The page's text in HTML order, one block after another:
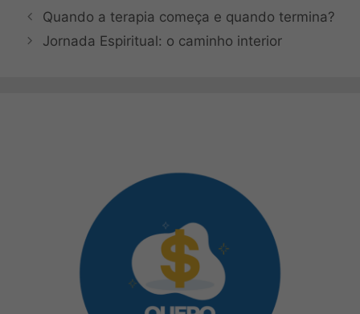
Quando a terapia começa e quando termina?
Jornada Espiritual: o caminho interior